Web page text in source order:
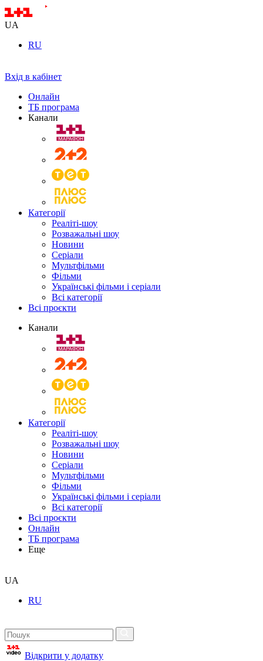
UA
RU
Вхід в кабінет
Онлайн
ТБ програма
Канали
Категорії
Реаліті-шоу
Розважальні шоу
Новини
Серіали
Мультфільми
Фільми
Українські фільми і серіали
Всі категорії
Всі проєкти
Канали
Категорії
Реаліті-шоу
Розважальні шоу
Новини
Серіали
Мультфільми
Фільми
Українські фільми і серіали
Всі категорії
Всі проєкти
Онлайн
ТБ програма
Еще
UA
RU
Відкрити у додатку